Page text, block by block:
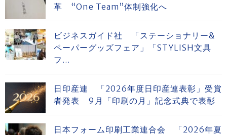
革 “One Team”体制強化へ
ビジネスガイド社 「ステーショナリー&
ペーパーグッズフェア」「STYLISH文具
フ...
日印産連 「2026年度日印産連表彰」受賞
者発表 9月「印刷の月」記念式典で表彰
日本フォーム印刷工業連合会 「2026年夏